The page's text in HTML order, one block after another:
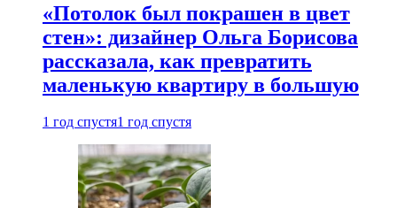
«Потолок был покрашен в цвет
стен»: дизайнер Ольга Борисова
рассказала, как превратить
маленькую квартиру в большую
1 год спустя1 год спустя